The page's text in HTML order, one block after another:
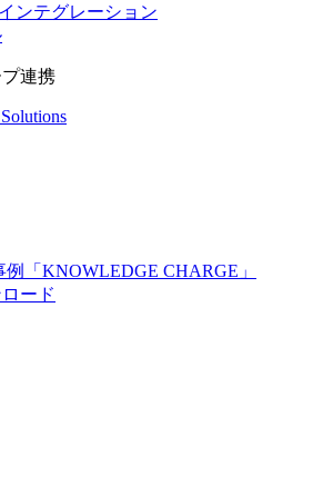
ンテグレーション
連携
「KNOWLEDGE CHARGE」
ード